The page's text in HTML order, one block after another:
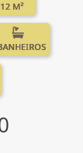
M²